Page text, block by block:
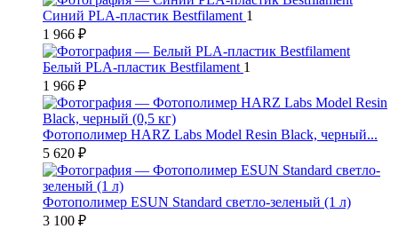
Синий PLA-пластик Bestfilament 1
1 966 ₽
Белый PLA-пластик Bestfilament 1
1 966 ₽
Фотополимер HARZ Labs Model Resin Black, черный...
5 620 ₽
Фотополимер ESUN Standard светло-зеленый (1 л)
3 100 ₽